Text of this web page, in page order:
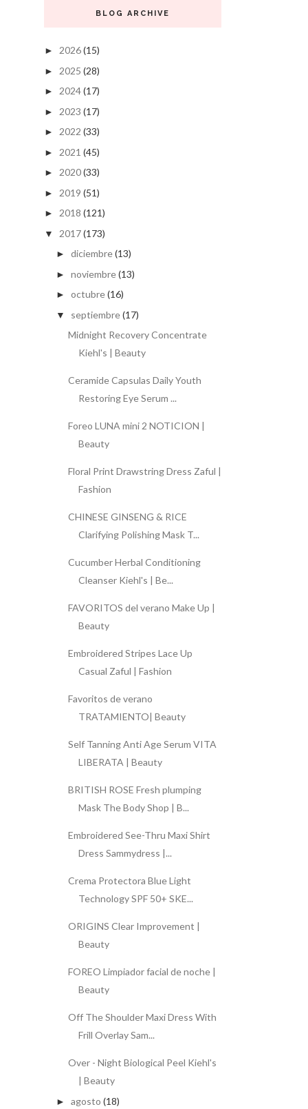
BLOG ARCHIVE
► 2026(15)
► 2025 (28)
► 2024(17)
► 2023 (17)
► 2022 (33)
► 2021 (45)
► 2020(33)
► 2019 (51)
► 2018 (121)
▼ 2017(173)
► diciembre(13)
► noviembre(13)
► octubre(16)
▼ septiembre(17)
Midnight Recovery Concentrate
Kiehl's | Beauty
Ceramide Capsulas Daily Youth
Restoring Eye Serum ...
Foreo LUNA mini 2 NOTICION |
Beauty
Floral Print Drawstring Dress Zaful |
Fashion
CHINESE GINSENG & RICE
Clarifying Polishing Mask T...
Cucumber Herbal Conditioning
Cleanser Kiehl's | Be...
FAVORITOS del verano Make Up |
Beauty
Embroidered Stripes Lace Up
Casual Zaful | Fashion
Favoritos de verano
TRATAMIENTO| Beauty
Self Tanning Anti Age Serum VITA
LIBERATA | Beauty
BRITISH ROSE Fresh plumping
Mask The Body Shop | B...
Embroidered See-Thru Maxi Shirt
Dress Sammydress |...
Crema Protectora Blue Light
Technology SPF 50+ SKE...
ORIGINS Clear Improvement |
Beauty
FOREO Limpiador facial de noche |
Beauty
Off The Shoulder Maxi Dress With
Frill Overlay Sam...
Over - Night Biological Peel Kiehl's
| Beauty
► agosto (18)